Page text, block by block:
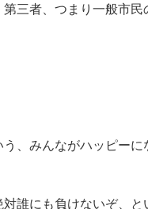
三者、つまり一般市民
、みんながハッピーに
誰にも負けないぞ、と